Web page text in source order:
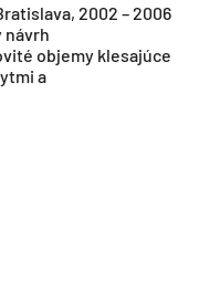
2002 – 2006
návrh
objemy klesajúce
a